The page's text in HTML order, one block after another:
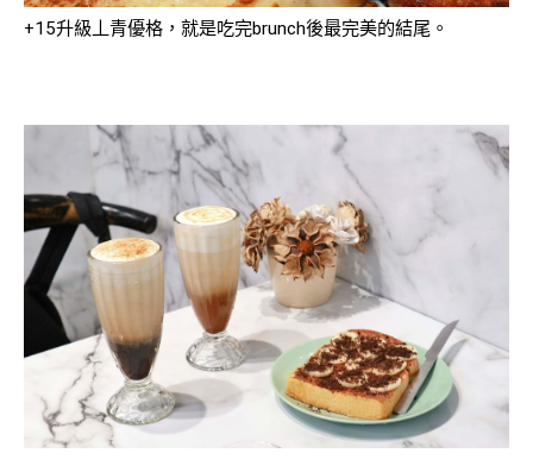
+15升級丄青優格，就是吃完brunch後最完美的結尾。